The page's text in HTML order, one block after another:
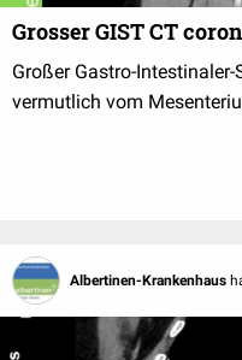
Grosser GIST CT
Großer Gastro-
vermutlich vom
Albertinen-Krankenhaus